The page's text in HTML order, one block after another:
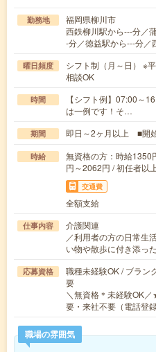
勤務地
福岡県柳川市
西鉄柳川駅から---分／
-分／徳益駅から---分／
曜日頻度
シフト制（月～日） ※
相談OK
時間
【シフト例】07:00～
は一例です！そ…
期間 即日～2ヶ月以上 ■開
時給
無資格の方：時給1350
円～2062円 / 初任者以
交通費
全額支給
仕事内容
介護関連
／利用者の方の日常
い物や散歩に付き添っ
応募資格
職種未経験OK / ブラン
要
＼無資格＊未経験OK
要・来社不要（電話登
職場の雰囲気